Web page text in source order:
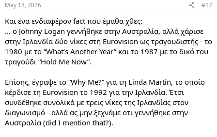
s
May 18, 2026 #17
Και ένα ενδιαφέρον fact που έμαθα χθες:
... ο Johnny Logan γεννήθηκε στην Αυστραλία, αλλά χάρισε
στην Ιρλανδία δύο νίκες στη Eurovision ως τραγουδιστής - το
1980 με το “What’s Another Year” και το 1987 με το δικό του
τραγούδι “Hold Me Now”.
Επίσης, έγραψε το “Why Me?” για τη Linda Martin, το οποίο
κέρδισε τη Eurovision το 1992 για την Ιρλανδία. Έτσι
συνδέθηκε συνολικά με τρεις νίκες της Ιρλανδίας στον
διαγωνισμό - αλλά ας μην ξεχνάμε οτι γεννήθηκε στην
Αυστραλία (did I mention that?).